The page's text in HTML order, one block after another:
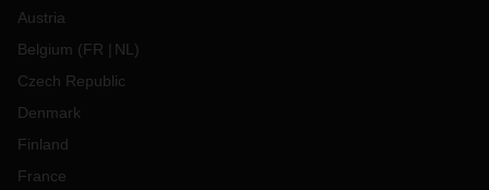
Austria
Belgium (FR NL )
Czech Republic
Denmark
Finland
France